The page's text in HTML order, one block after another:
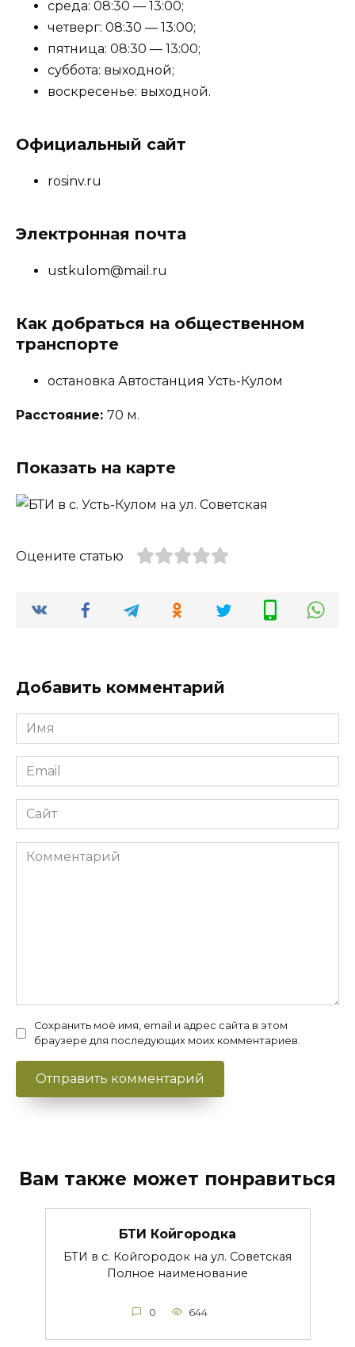
среда: 08:30 — 13:00;
четверг: 08:30 — 13:00;
пятница: 08:30 — 13:00;
суббота: выходной;
воскресенье: выходной.
Официальный сайт
rosinv.ru
Электронная почта
ustkulom@mail.ru
Как добраться на общественном
транспорте
остановка Автостанция Усть-Кулом
Расстояние: 70 м.
Показать на карте
Оцените статью
Добавить комментарий
Имя
*
Email
*
Сайт
Комментарий
Сохранить моё имя, email и адрес сайта в этом
браузере для последующих моих комментариев.
Вам также может понравиться
БТИ Койгородка
БТИ в с. Койгородок на ул. Советская
Полное наименование
0 644